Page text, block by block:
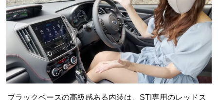
ブラックベースの高級感ある内装は、STI専用のレッドス